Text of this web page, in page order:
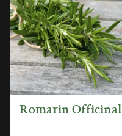
Romarin Officinal
APERÇU
RAPIDE